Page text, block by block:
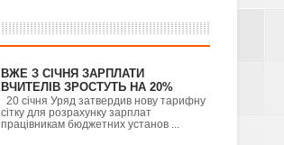
ВЖЕ З СІЧНЯ ЗАРПЛАТИ
ВЧИТЕЛІВ ЗРОСТУТЬ НА 20%
20 січня Уряд затвердив нову тарифну
сітку для розрахунку зарплат
працівникам бюджетних установ ...